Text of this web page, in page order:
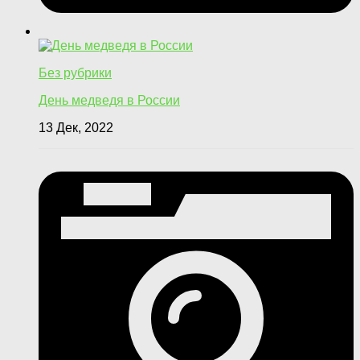
Без рубрики
День медведя в России
13 Дек, 2022